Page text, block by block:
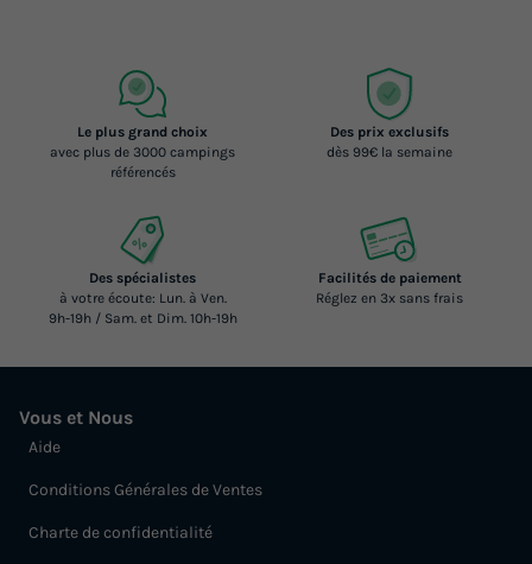
Le plus grand choix
avec plus de 3000 campings
référencés
Des prix exclusifs
dès 99€ la semaine
Des spécialistes
à votre écoute: Lun. à Ven.
9h-19h / Sam. et Dim. 10h-19h
Facilités de paiement
Réglez en 3x sans frais
Vous et Nous
Aide
Conditions Générales de Ventes
Charte de confidentialité